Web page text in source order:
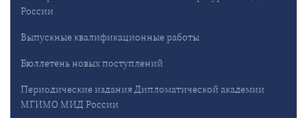
России
Выпускные квалификационные работы
Бюллетень новых поступлений
Периодические издания Дипломатической академии
МГИМО МИД России